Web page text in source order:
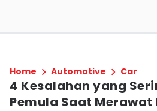
Home Automotive Car
4 Kesalahan yang
Pemula Saat